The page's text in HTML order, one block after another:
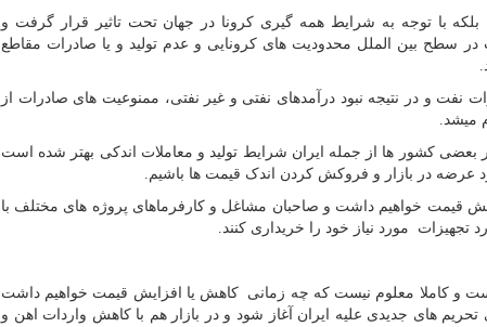
بلکه با توجه به شرایط همه گیری کرونا در جهان تحت تاثیر قرار گرفت و
در سطح بین الملل محدودیت های کرونایی و عدم تولید و یا صادرات مقاطع
نفت و در نتیجه نبود درآمدهای نفتی و غیر نفتی، ممنوعیت های صادرات از
میشد.
در بعضی کشور ها از جمله ایران شرایط تولید و معاملات اندکی بهتر شده است
عرضه در بازار و فروکش کردن اندک قیمت ها باشیم.
1401 کمتر از دوسال قبل افزایش قیمت خواهیم داشت و صاحبان مشاغل و کارفرماهای پروژه های مختلف با
تجهیزات مورد نیاز خود را خریداری کنند.
و کاملا معلوم نیست که چه زمانی کاهش یا افزایش قیمت خواهیم داشت
های جدیدی علیه ایران آغاز شود و در بازار هم با کاهش واردات اهن و